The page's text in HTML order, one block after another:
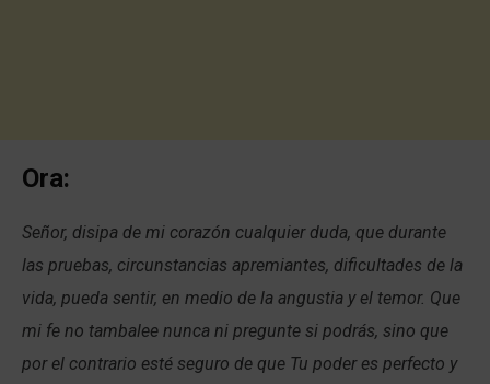
Ora:
Señor, disipa de mi corazón cualquier duda, que durante
las pruebas, circunstancias apremiantes, dificultades de la
vida, pueda sentir, en medio de la angustia y el temor. Que
mi fe no tambalee nunca ni pregunte si podrás, sino que
por el contrario esté seguro de que Tu poder es perfecto y